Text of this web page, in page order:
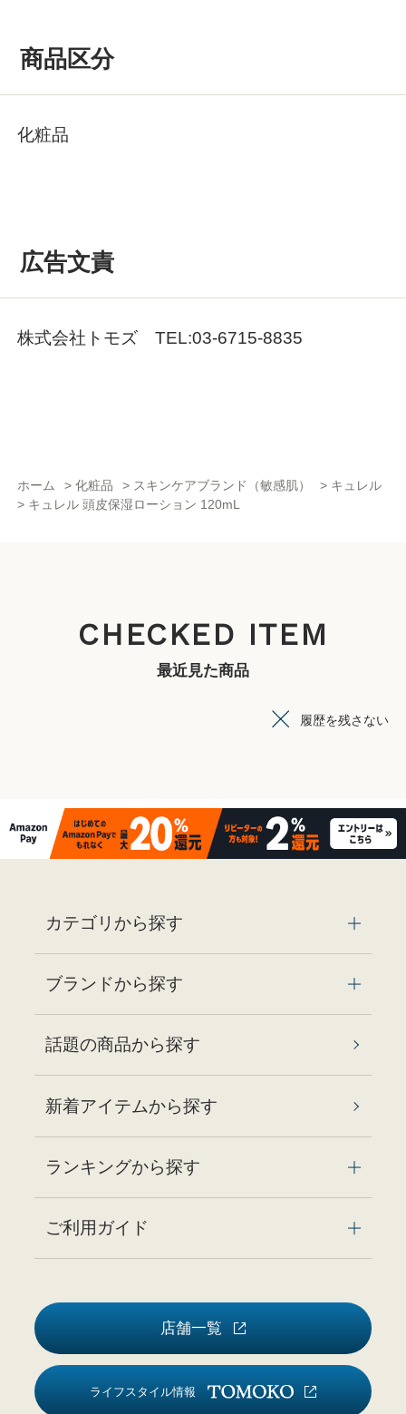
商品区分
化粧品
広告文責
株式会社トモズ TEL:03-6715-8835
ホーム >化粧品 > スキンケアブランド（敏感肌） > キュレル
> キュレル 頭皮保湿ローション 120mL
CHECKED ITEM
最近見た商品
履歴を残さない
カテゴリから探す
ブランドから探す
話題の商品から探す
新着アイテムから探す
ランキングから探す
ご利用ガイド
店舗一覧
ライフスタイル情報